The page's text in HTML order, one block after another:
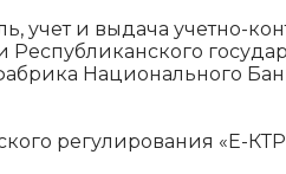
учет и выдача учетно-
Национального
регулирования «Е-